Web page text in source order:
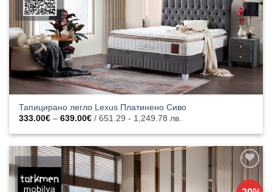
Тапицирано легло Lexus Платинено Сиво
333.00€ – 639.00€Price
333.00€
639.00€
/ 651.29 - 1,249.78 лв.
към